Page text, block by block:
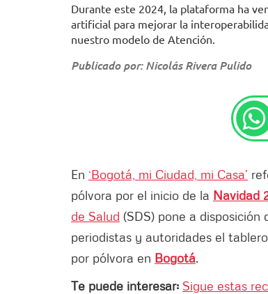
Durante este 2024, la plataforma ha
artificial para mejorar la
nuestro modelo de Atención.
Publicado por: Nicolás Rivera Pulido
En ‘Bogotá, mi Ciudad, mi Casa’
pólvora por el inicio de la Navidad
de Salud (SDS) pone a disposición
periodistas y autoridades el
por pólvora en Bogotá.
Te puede interesar: Sigue estas